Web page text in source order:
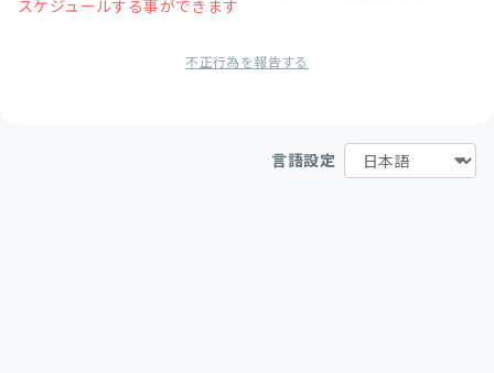
スケジュールする事ができます
不正行為を報告する
言語設定